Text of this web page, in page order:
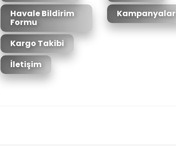
Havale Bildirim
Formu
Kargo Takibi
İletişim
Kampanyalar